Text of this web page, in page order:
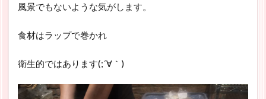
風景でもないような気がします。
食材はラップで巻かれ
衛生的ではあります(;´∀｀)